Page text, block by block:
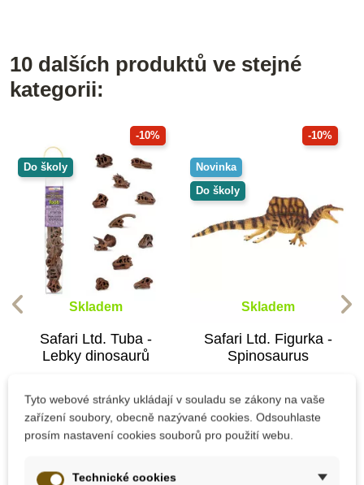
10 dalších produktů ve stejné
kategorii:
-10%
Do školy
Skladem
Safari Ltd. Tuba -
Lebky dinosaurů
400 Kč444 Kč
-10%
Novinka
Do školy
Skladem
Safari Ltd. Figurka -
Spinosaurus
699 Kč777 Kč
Tyto webové stránky ukládají v souladu se zákony na vaše
zařízení soubory, obecně nazývané cookies. Odsouhlaste
prosím nastavení cookies souborů pro použití webu.
Technické cookies